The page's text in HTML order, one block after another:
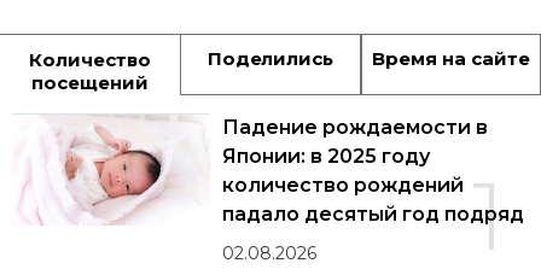
Количество
посещений
Поделились Время на сайте
1
Падение рождаемости в
Японии: в 2025 году
количество рождений
падало десятый год подряд
02.08.2026